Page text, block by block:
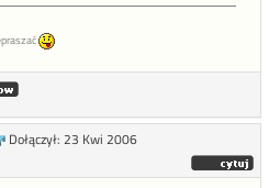
Dołączył: 23 Kwi 2006